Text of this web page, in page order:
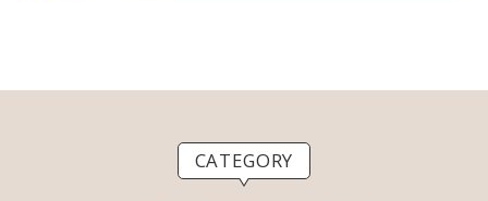
CATEGORY